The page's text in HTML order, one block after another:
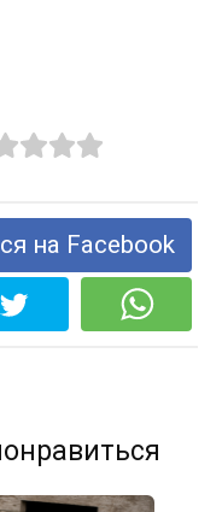
на Facebook